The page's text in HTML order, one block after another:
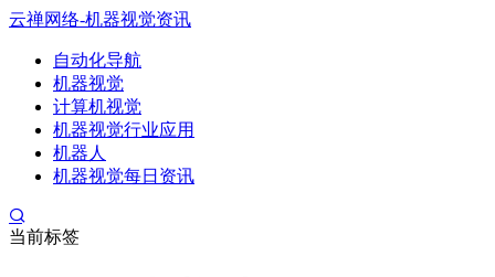
云禅网络-机器视觉资讯
自动化导航
机器视觉
计算机视觉
机器视觉行业应用
机器人
机器视觉每日资讯
当前标签